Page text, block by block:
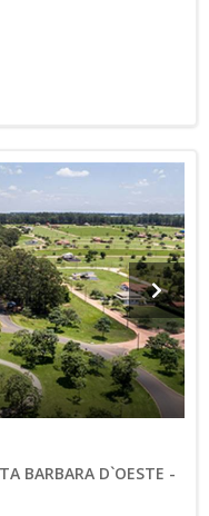
BARBARA D`OESTE -